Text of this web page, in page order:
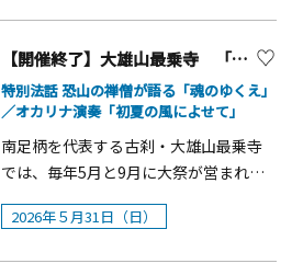
けない厳しい環境を、楽しく冒険でき
る世界に変えるには・・・ドラえもん
中を自由に泳ぎ回る「魚の感覚」を身
う。そんな逆転の発想から生まれたの
が、ひみつ道具「テキオー灯」です。
シリーズの第 4 作目にあたる『大長編
ドラえもん のび太の海底鬼岩城』は、
このアイデアからスタートしました。
だ氷を乗せたキューゲルサウナなども
実施します。 「HANA・BIYORI」優待
稲城市・川崎市・多摩市・調布市在住
の65歳以上の方とご家族のHANA・
では寒紅梅・白加賀・紅千鳥など約200
本の梅が見られます。16：00からは和
のイルミネーション「HANAあかり」も
開催します。■期間：2月20日（金）～
3月1日（日）■対象：稲城市・川崎
す。 観察会期間中は、さむかわエコネ
案内。ホタルの生態や復活への取り組
みについて、直接話を聞ける貴重な機
会です。ぜひ、寒川の自然が育む小さ
な命の輝きをご覧ください。 ■開催期
間：2026年5月20日（水）～6月10日
（水）■時間：19：15～20：15※雨天
時は会員判断により立ち合いを中止す
を愛でながらステージをお楽しみいた
だける「第11回八景島&nbsp;バラフェ
スタ」を開催するほか、バラや色とり
どりの花に彩られた道をケープペンギ
ンがぺたぺたよちよち歩くパレードな
っしりつまったシーパラならではのお
【開催終了】大雄山最乗寺 「道了尊五月大祭特別行事」【南足柄市】
特別法話 恐山の禅僧が語る「魂のゆくえ」
／オカリナ演奏「初夏の風によせて」
南足柄を代表する古刹・大雄山最乗寺
では、毎年5月と9月に大祭が営まれま
す。本年5月の大祭では、日本三代霊場
の一つ「霊場恐山」菩提寺院代の南直
2026年５月31日（日）